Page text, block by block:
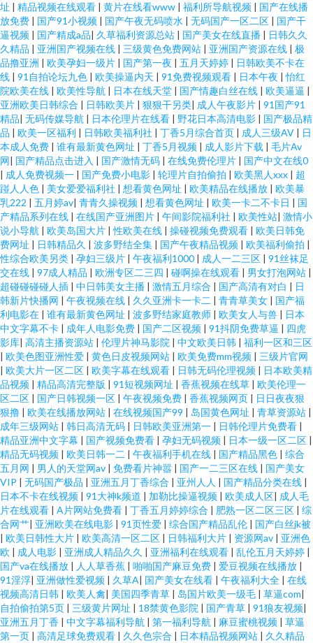
址 | 精品视频在线观看 | 黄片在线看www | 福利所导航视频 | 国产在线播
放免费 | 国产91小视频 | 国产午夜无码喷水 | 无码国产一区二区 | 国产干
逼视频 | 国产精成a品| 久草福利资源总站 | 国产美女在线直播 | 日韩久久
久精品 | 亚洲国产视频在线 | 三级黄色免费网站 | 亚洲国产资源在线 | 极
品撸亚洲 | 欧美孕妇一级片 | 国产第一夜 | 五月天婷婷 | 日韩欧美不卡在
线 | 91自拍论坛九色 | 欧美操逼内天 | 91免费视频观看 | 日本午夜 |怡红
院欧美在线 | 欧美性导航 | 日本在线天堂 | 国产情趣白丝在线 | 欧美逼逼 |
亚洲欧美日韩综合 | 日韩欧美片 | 狠狠干另类| 成人午夜影片 | 91国产91
精品| 无码传媒导航 | 日本伦理片在线看 | 野花日本高清电影 | 国产极品精
品 | 欧美一区福利 | 日韩欧美福利社 | 丁香5月综合首页 | 成人三级AV | 日
本成人免费 | 谁有最新黄色网址 | 丁香5月视频 | 成人影片下载 | 毛片Av
网| 国产精品点击进入 | 国产激情无码 | 在线免费伦理片 | 国产中文在线0
| 成人免费视频一 | 国产免费小电影 | 轮理片自拍偷拍 | 欧美黑人xxx | 超
踫人人色 | 美女爱爱福利社 | 想看黄色网址 | 欧美精品在线播放 | 欧美暴
乳222 | 五月婷av| 青青久操视频 | 想看黄色网址 | 欧美一卡二不卡日 | 国
产精品系列在线 | 在线国产亚洲图片 | 午间影院福利社 | 欧美性站| 激情小
说小导航 | 欧美岛国大片 |性欧美在线 | 操碰视频免费观看 | 欧美日韩免
费网址 | 日韩精品久 | 波多野结全集 | 国产午夜精品视频 | 欧美福利偷拍 |
性综合欧美另类 | 孕妇三级片 | 午夜福利1000 | 成人一二三区 | 91丝袜足
交在线 | 97成人精品 | 欧洲专区二三四 | 碰啊操在线观看 | 男女打泡网站 |
超碰碰碰碰人插 | 中日韩美女主播 | 激情五月综合 | 国产高清有对白 | 日
韩新片快播网 | 午夜视频在线 | 久久亚洲卡一卡二 | 青青草美女 | 国产福
利电影在 | 谁有最新黄色网址 | 波多野结家庭教师 | 欧美女人与兽 | 日本
中文字幕不卡 | 成年人电影免费 | 国产二区视频 | 91抖阴免费草逼 | 四虎
影库| 高清主播资源站 | 伦理片神马影院 | 中文欧美日韩 | 福利一区和三区
| 欧美色图亚洲性爱 | 黄色日皮视频网站 | 欧美免费mm视频 | 三级片官网
| 欧美大片一区二区 | 欧美字幕在线观看 | 日韩无码伦理视频 | 日本欧美精
品视频 | 精品高清完整版 | 91短视频网址 | 香蕉视频在线草 | 欧美伦理一
区二区 | 国产日韩视频一区 | 午夜视频免费 | 香蕉视频网页 | 日日夜夜狠
狠撸 | 欧美在线播放网站 | 在线视频国产99 | 岛国黄色网址 | 青草资源站 |
成年三级网站 | 韩日高清无码 | 日韩欧美亚洲第一 | 日韩伦理片免费看 |
精品亚洲中文字幕 | 国产视频免费看 | 孕妇无码视频 | 日本一级一区二区 |
精品无码视频 | 欧美日韩一二 | 午夜福利手机在线 | 国产精品黑色 | 综合
五月网 | 男人的天堂网av | 免费看片神嚣 | 国产一二三区在线 | 国产美女
VIP | 无码国产极品 | 亚洲五月丁香综合 | 亚州人人 | 国产精品分类在线 |
日本不卡在线视频 | 91大神k频道 | 加勒比操逼视频 | 欧美成人区| 成人毛
片在线观看 | A片网站免费看 | 丁香五月婷婷综合 | 肥熟一区二区三区 | 综
合网艹| 亚洲欧美在线电影 | 91页性爱 | 综合国产精品乱伦 | 国产白丝jk被
| 欧美日韩性大片 | 欧美高清一区二区 | 日韩福利大片 | 资源网av | 亚洲色
欧 | 成人电影 | 亚洲成人精品久久 | 亚洲福利在线观看 | 乱伦五月天婷婷 |
国产va在线播放 | 人人草香蕉 | 啪啪国产麻豆免费 | 爱豆视频在线播放 |
91淫浮| 亚洲做性爱视频 | 久草A| 国产美女在线看 | 午夜福利大全 | 在线
视频高清日韩 | 欧美人禽| 美国四季青草 | 岛国片欧美一级毛 | 草逼com|
自拍偷拍第5页 | 三级黄片网址 | 18禁黄色影院 | 国产青草 | 91狼友视频|
亚洲五月丁香 | 中文字幕福利导航 | 第一福利导航 | 麻豆蜜桃视频 | 草逼
第一页 | 高清足球免费观看 | 久久色宗合 | 日本精品视频网站 | 久久精品